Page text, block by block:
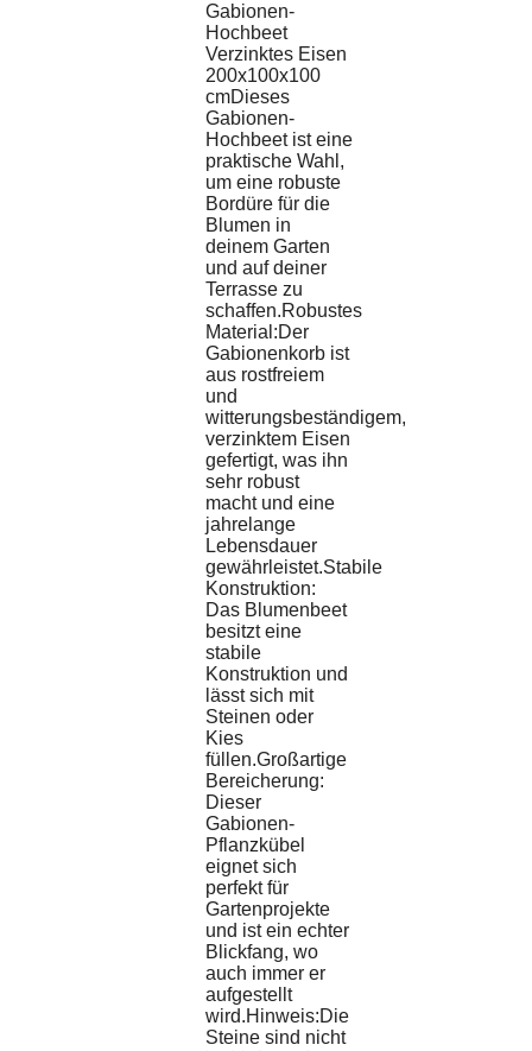
Gabionen-
Hochbeet
Verzinktes Eisen
200x100x100
cmDieses
Gabionen-
Hochbeet ist eine
praktische Wahl,
um eine robuste
Bordüre für die
Blumen in
deinem Garten
und auf deiner
Terrasse zu
schaffen.Robustes
Material:Der
Gabionenkorb ist
aus rostfreiem
und
witterungsbeständigem,
verzinktem Eisen
gefertigt, was ihn
sehr robust
macht und eine
jahrelange
Lebensdauer
gewährleistet.Stabile
Konstruktion:
Das Blumenbeet
besitzt eine
stabile
Konstruktion und
lässt sich mit
Steinen oder
Kies
füllen.Großartige
Bereicherung:
Dieser
Gabionen-
Pflanzkübel
eignet sich
perfekt für
Gartenprojekte
und ist ein echter
Blickfang, wo
auch immer er
aufgestellt
wird.Hinweis:Die
Steine sind nicht